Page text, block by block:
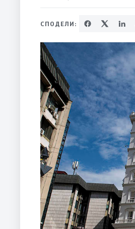
СПОДЕЛИ: